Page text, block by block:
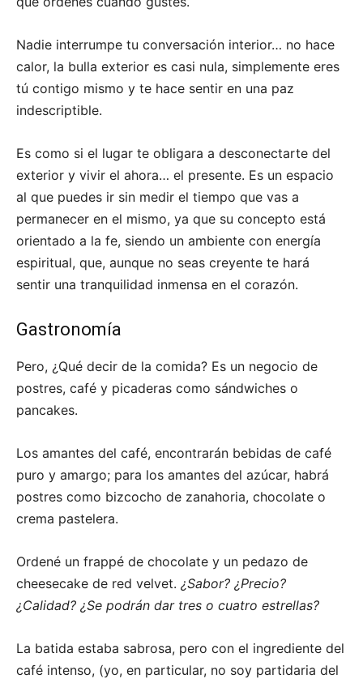
Nadie interrumpe tu conversación interior… no hace
calor, la bulla exterior es casi nula, simplemente eres
tú contigo mismo y te hace sentir en una paz
indescriptible.
Es como si el lugar te obligara a desconectarte del
exterior y vivir el ahora… el presente. Es un espacio
al que puedes ir sin medir el tiempo que vas a
permanecer en el mismo, ya que su concepto está
orientado a la fe, siendo un ambiente con energía
espiritual, que, aunque no seas creyente te hará
sentir una tranquilidad inmensa en el corazón.
Gastronomía
Pero, ¿Qué decir de la comida? Es un negocio de
postres, café y picaderas como sándwiches o
pancakes.
Los amantes del café, encontrarán bebidas de café
puro y amargo; para los amantes del azúcar, habrá
postres como bizcocho de zanahoria, chocolate o
crema pastelera.
Ordené un frappé de chocolate y un pedazo de
cheesecake de red velvet. ¿Sabor? ¿Precio?
¿Calidad? ¿Se podrán dar tres o cuatro estrellas?
La batida estaba sabrosa, pero con el ingrediente del
café intenso, (yo, en particular, no soy partidaria del